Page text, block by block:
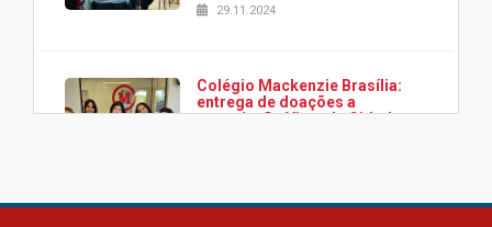
29.11.2024
Colégio Mackenzie Brasília:
entrega de doações a
associação Viver da Cidade